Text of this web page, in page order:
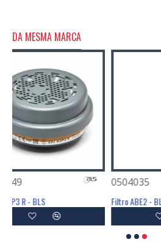
DA MESMA MARCA
Filtro ABE2 - BLS